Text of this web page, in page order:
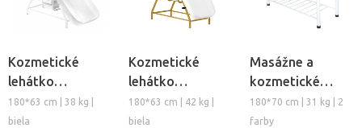
Kozmetické
lehátko
BeautyOne
Cosmo
180*63 cm | 38 kg |
biela
Kozmetické
lehátko
BeautyOne 557G
White
180*63 cm | 42 kg |
biela
Masážne a
kozmetické
lehátko
BeautyOne Bella
180*70 cm | 31 kg | 2
farby